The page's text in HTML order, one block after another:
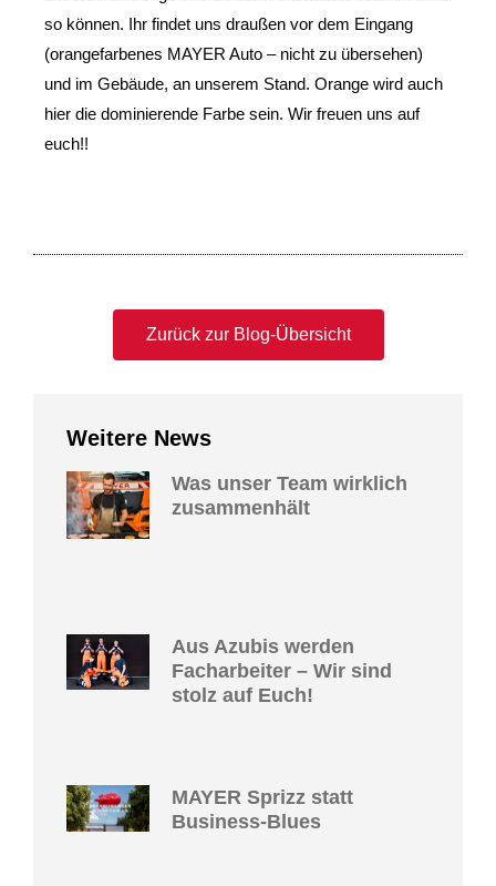
so können. Ihr findet uns draußen vor dem Eingang
(orangefarbenes MAYER Auto – nicht zu übersehen)
und im Gebäude, an unserem Stand. Orange wird auch
hier die dominierende Farbe sein. Wir freuen uns auf
euch!!
Zurück zur Blog-Übersicht
Weitere News
Was unser Team wirklich
zusammenhält
Aus Azubis werden
Facharbeiter – Wir sind
stolz auf Euch!
MAYER Sprizz statt
Business-Blues